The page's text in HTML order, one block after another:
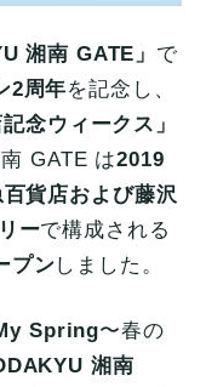
湘南 GATE」 で
2周年を記念し、
記念ウィークス」
GATE は2019
貨店および藤沢
ーで構成される
プンしました。
Spring〜春の
湘南